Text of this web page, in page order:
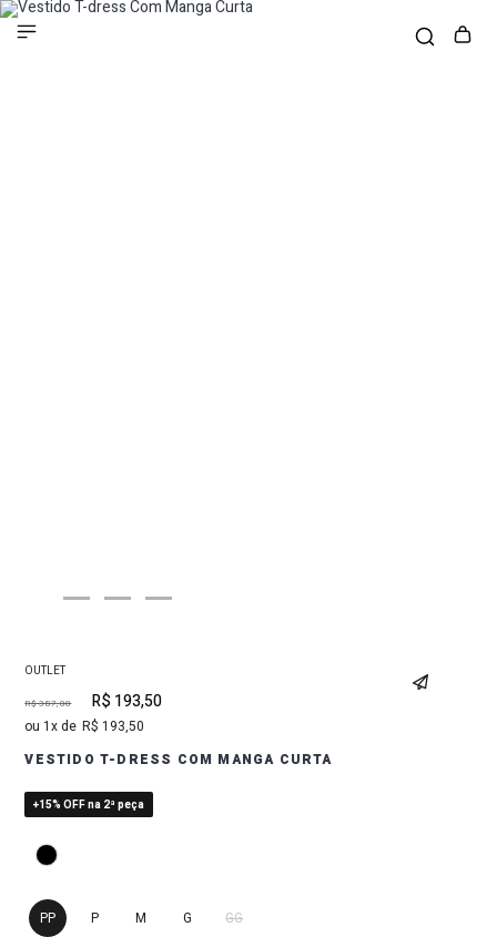
OUTLET
R$ 387,00 R$ 193,50
1 R$ 193,50
VESTIDO T-DRESS COM MANGA CURTA
+15% OFF na 2ª peça
PP P M G GG